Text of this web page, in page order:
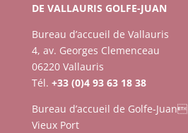
DE VALLAURIS GOLFE-JUAN
Bureau d’accueil de Vallauris
4, av. Georges Clemenceau
06220 Vallauris
Tél. +33 (0)4 93 63 18 38
Bureau d’accueil de Golfe-Juan
Vieux Port